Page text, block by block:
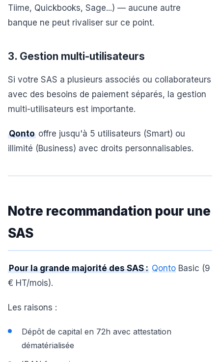
Tiime, Quickbooks, Sage...) — aucune autre
banque ne peut rivaliser sur ce point.
3. Gestion multi-utilisateurs
Si votre SAS a plusieurs associés ou collaborateurs
avec des besoins de paiement séparés, la gestion
multi-utilisateurs est importante.
Qonto offre jusqu'à 5 utilisateurs (Smart) ou
illimité (Business) avec droits personnalisables.
Notre recommandation pour une
SAS
Pour la grande majorité des SAS : Qonto Basic (9
€ HT/mois).
Les raisons :
Dépôt de capital en 72h avec attestation
dématérialisée